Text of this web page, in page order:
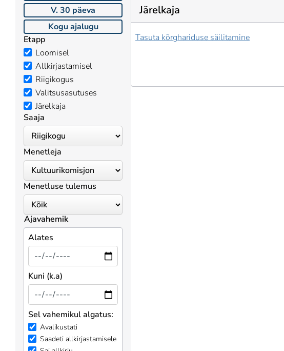
V. 30 päeva
Kogu ajalugu
Etapp
Loomisel
Allkirjastamisel
Riigikogus
Valitsusasutuses
Järelkaja
Saaja
Menetleja
Menetluse tulemus
Ajavahemik
Alates
Kuni (k.a)
Sel vahemikul algatus:
Avalikustati
Saadeti allkirjastamisele
Järelkaja
Tasuta kõrghariduse säilitamine